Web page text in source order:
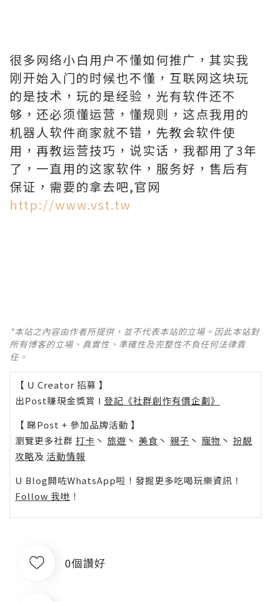
很多网络小白用户不懂如何推广，其实我
刚开始入门的时候也不懂，互联网这块玩
的是技术，玩的是经验，光有软件还不
够，还必须懂运营，懂规则，这点我用的
机器人软件商家就不错，先教会软件使
用，再教运营技巧，说实话，我都用了3年
了，一直用的这家软件，服务好，售后有
保证，需要的拿去吧,官网
http://www.vst.tw
*本站之內容由作者所提供，並不代表本站的立場。因此本站對
所有博客的立場、真實性、準確性及完整性不負任何法律責
任。
【 U Creator 招募 】
出Post賺現金獎賞 l 登記《社群創作有價企劃》
【 睇Post + 參加品牌活動 】
瀏覽更多社群 打卡 丶 旅遊 丶 美食 丶 親子 丶 寵物 丶 扮靚
攻略及 活動情報
U Blog開咗WhatsApp啦！發掘更多吃喝玩樂資訊！
Follow 我哋 ！
0個讚好